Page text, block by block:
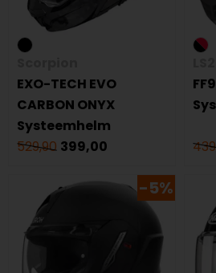
EXO-TECH EVO
CARBON ONYX
Systeemhelm
529,90 399,00
-5%